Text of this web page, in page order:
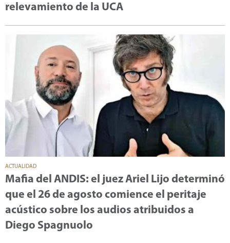
relevamiento de la UCA
ACTUALIDAD
Mafia del ANDIS: el juez Ariel Lijo determinó
que el 26 de agosto comience el peritaje
acústico sobre los audios atribuidos a
Diego Spagnuolo